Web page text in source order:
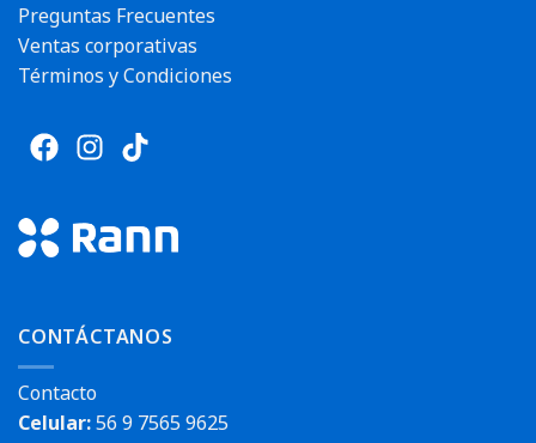
Preguntas Frecuentes
Ventas corporativas
Términos y Condiciones
CONTÁCTANOS
Contacto
Celular:56 9 7565 9625